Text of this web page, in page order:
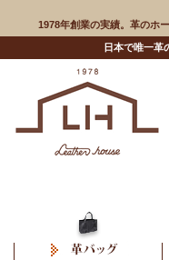
1978年創業の実績。革のホ
日本で唯一革